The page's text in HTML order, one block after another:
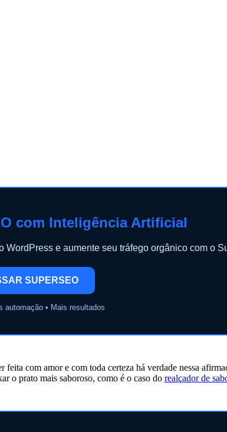
com Inteligência Artificial
e aumente seu tráfego orgânico com o
SUPERSEO
automação • Mais resultados
com amor e com toda certeza há verdade nessa
o prato mais saboroso, como é o caso do realçador de